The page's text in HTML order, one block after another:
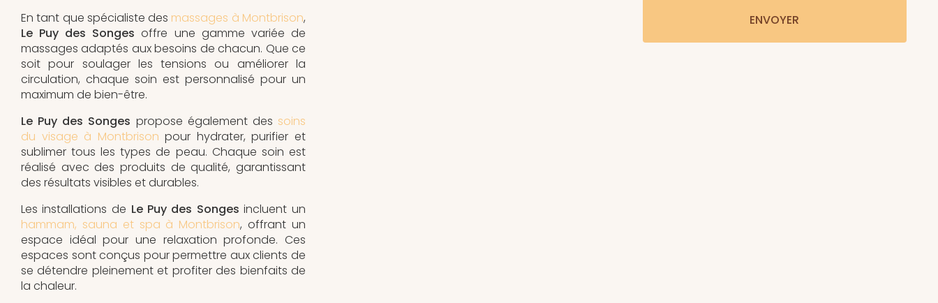
En tant que spécialiste des massages à Montbrison,
Le Puy des Songes offre une gamme variée de
massages adaptés aux besoins de chacun. Que ce
soit pour soulager les tensions ou améliorer la
circulation, chaque soin est personnalisé pour un
maximum de bien-être.
Le Puy des Songes propose également des soins
du visage à Montbrison pour hydrater, purifier et
sublimer tous les types de peau. Chaque soin est
réalisé avec des produits de qualité, garantissant
des résultats visibles et durables.
Les installations de Le Puy des Songes incluent un
hammam, sauna et spa à Montbrison, offrant un
espace idéal pour une relaxation profonde. Ces
espaces sont conçus pour permettre aux clients de
se détendre pleinement et profiter des bienfaits de
la chaleur.